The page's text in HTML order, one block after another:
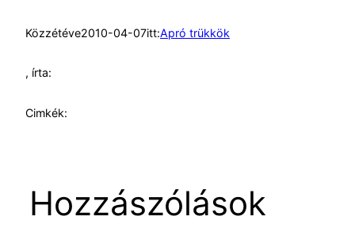
Közzétéve2010-04-07itt:Apró trükkök
, írta:
Cimkék:
Hozzászólások